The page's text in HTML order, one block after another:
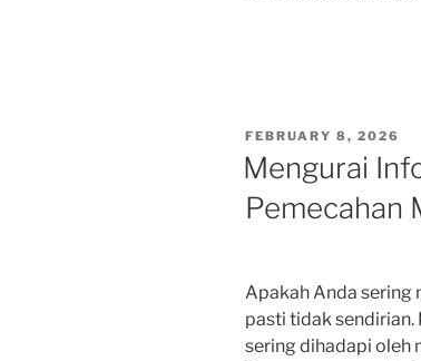
POSTED
FEBRUARY 8, 2026
Mengurai
Pemecahan
Apakah Anda sering
pasti tidak sendirian.
sering dihadapi oleh